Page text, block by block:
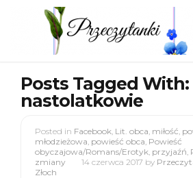
Posts Tagged With:
nastolatkowie
Posted in Facebook, Lit. obca, miłość,
młodzieżowa, powieść obca, Powieść
obyczajowa/Romans/Erotyk, przyjaźń,
zmiany
14 czerwca 2017 by
Złoch